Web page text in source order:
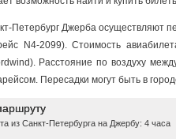
Петербург Джерба осуществляют
N4-2099). Стоимость
Расстояние по воздуху
Пересадки могут быть в
из Санкт-Петербурга на Джербу: 4 часа